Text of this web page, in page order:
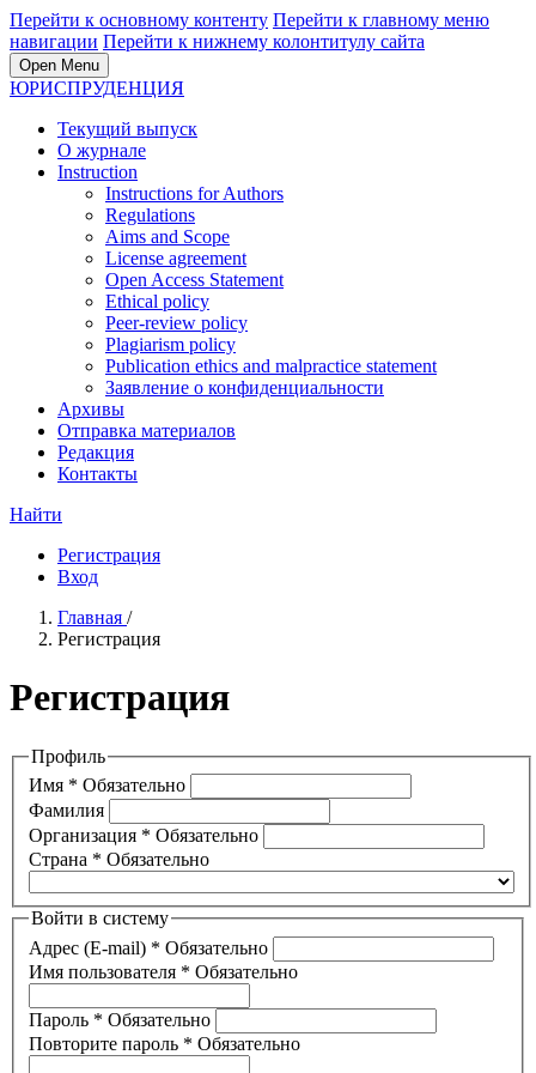
Перейти к основному контенту Перейти к главному меню
навигации Перейти к нижнему колонтитулу сайта
Open Menu
ЮРИСПРУДЕНЦИЯ
Текущий выпуск
О журнале
Instruction
Instructions for Authors
Regulations
Aims and Scope
License agreement
Open Access Statement
Ethical policy
Peer-review policy
Plagiarism policy
Publication ethics and malpractice statement
Заявление о конфиденциальности
Архивы
Отправка материалов
Редакция
Контакты
Найти
Регистрация
Вход
Главная /
Регистрация
Регистрация
Профиль
Имя * Обязательно
Фамилия
Организация * Обязательно
Страна * Обязательно
Войти в систему
Адрес (E-mail) * Обязательно
Имя пользователя * Обязательно
Пароль * Обязательно
Повторите пароль * Обязательно